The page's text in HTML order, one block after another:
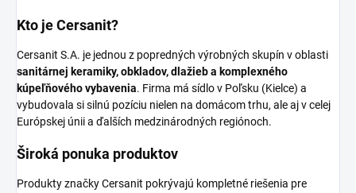
Kto je Cersanit?
Cersanit S.A. je jednou z popredných výrobných skupín v oblasti
sanitárnej keramiky, obkladov, dlažieb a komplexného
kúpeľňového vybavenia. Firma má sídlo v Poľsku (Kielce) a
vybudovala si silnú pozíciu nielen na domácom trhu, ale aj v celej
Európskej únii a ďalších medzinárodných regiónoch.
Široká ponuka produktov
Produkty značky Cersanit pokrývajú kompletné riešenia pre